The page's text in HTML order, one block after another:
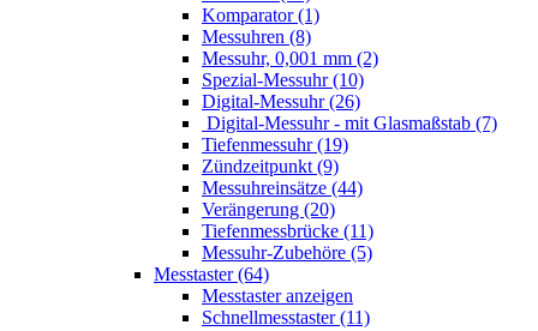
Komparator (1)
Messuhren (8)
Messuhr, 0,001 mm (2)
Spezial-Messuhr (10)
Digital-Messuhr (26)
Digital-Messuhr - mit Glasmaßstab (7)
Tiefenmessuhr (19)
Zündzeitpunkt (9)
Messuhreinsätze (44)
Verängerung (20)
Tiefenmessbrücke (11)
Messuhr-Zubehöre (5)
Messtaster (64)
Messtaster anzeigen
Schnellmesstaster (11)